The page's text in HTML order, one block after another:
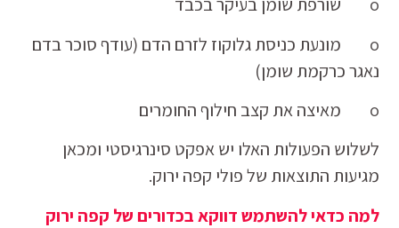
o שורפת שומן בעיקר בכבד
o מונעת כניסת גלוקוז לזרם הדם (עודף סוכר בדם
נאגר כרקמת שומן)
o מאיצה את קצב חילוף החומרים
לשלוש הפעולות האלו יש אפקט סינרגיסטי ומכאן
מגיעות התוצאות של פולי קפה ירוק.
למה כדאי להשתמש דווקא בכדורים של קפה ירוק